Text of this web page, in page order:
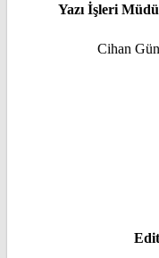
Yazı İşleri
Cihan